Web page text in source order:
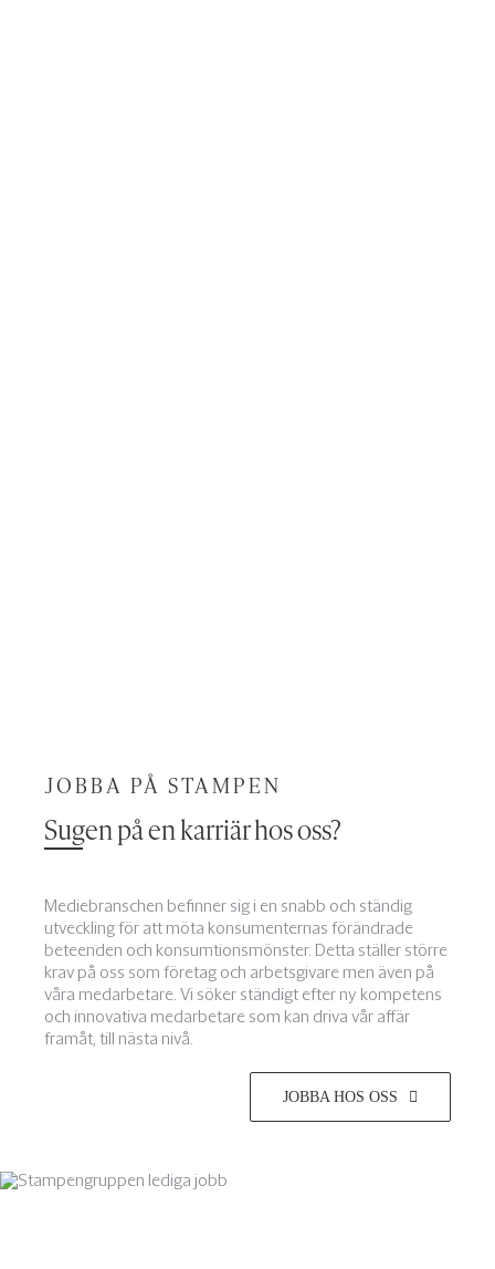
JOBBA PÅ STAMPEN
Sugen på en karriär hos oss?
Mediebranschen befinner sig i en snabb och ständig
utveckling för att möta konsumenternas förändrade
beteenden och konsumtionsmönster. Detta ställer större
krav på oss som företag och arbetsgivare men även på
våra medarbetare. Vi söker ständigt efter ny kompetens
och innovativa medarbetare som kan driva vår affär
framåt, till nästa nivå.
JOBBA HOS OSS